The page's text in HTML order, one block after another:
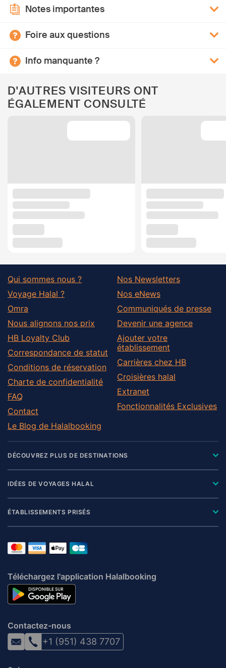
Notes importantes
Foire aux questions
Info manquante ?
D'AUTRES VISITEURS ONT
ÉGALEMENT CONSULTÉ
Qui sommes nous ?
Voyage Halal ?
Omra
Nous alignons nos prix
HB Loyalty Club
Correspondance de statut
Conditions de réservation
Charte de confidentialité
FAQ
Contact
Le Blog de Halalbooking
Nos Newsletters
Nos eNews
Communiqués de presse
Devenir une agence
Ajouter votre
établissement
Carrières chez HB
Croisières halal
Extranet
Fonctionnalités Exclusives
DÉCOUVREZ PLUS DE DESTINATIONS
IDÉES DE VOYAGES HALAL
ÉTABLISSEMENTS PRISÉS
Téléchargez l'application Halalbooking
Contactez-nous
+1 (951) 438 7707